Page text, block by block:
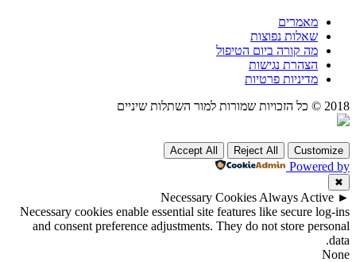
מאמרים
שאלות נפוצות
מה קורה ביום הטיפול
הצהרת נגישות
מדיניות פרטיות
2018 © כל הזכויות שמורות למור השתלות שיניים
Customize
Reject All
Accept All
Powered by
✖
►
Necessary Cookies Always Active
Necessary cookies enable essential site features like secure log-ins
and consent preference adjustments. They do not store personal
data.
None